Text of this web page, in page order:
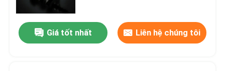
Giá tốt nhất Liên hệ chúng tôi